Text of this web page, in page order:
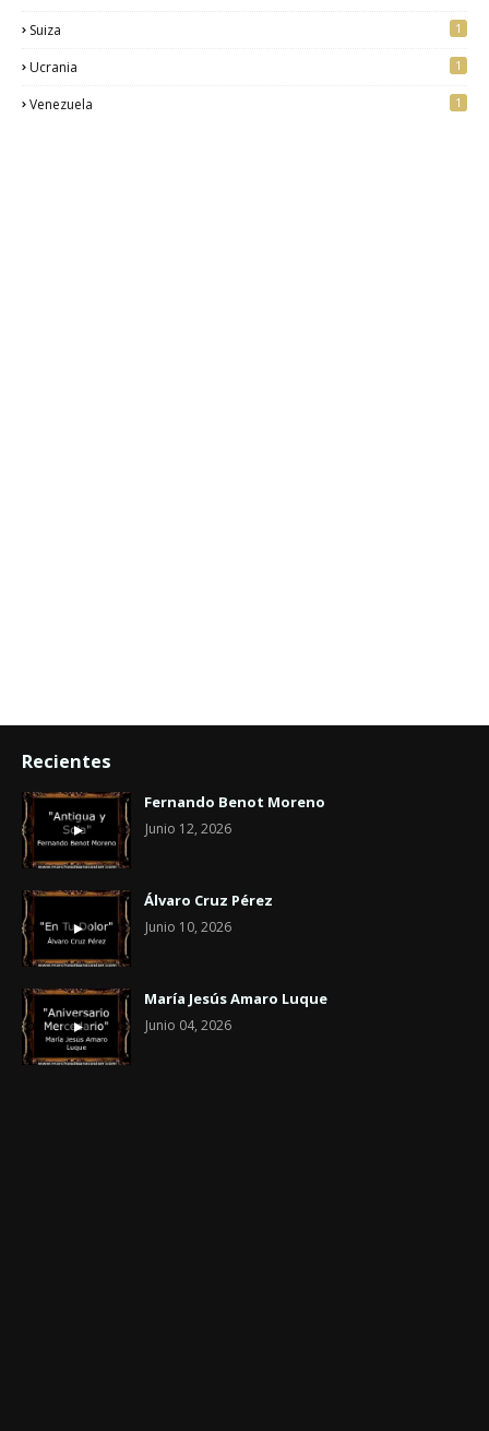
Suiza
1
Ucrania 1
Venezuela 1
Recientes
Fernando Benot Moreno
Junio 12, 2026
Álvaro Cruz Pérez
Junio 10, 2026
María Jesús Amaro Luque
Junio 04, 2026